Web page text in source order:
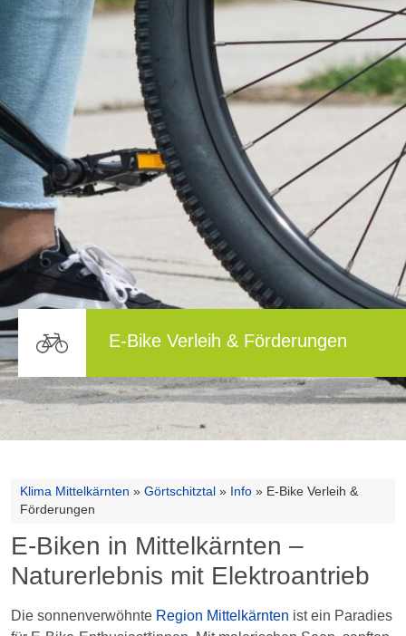
E-Bike Verleih & Förderungen
Klima Mittelkärnten » Görtschitztal » Info » E-Bike Verleih &
Förderungen
E-Biken in Mittelkärnten –
Naturerlebnis mit Elektroantrieb
Die sonnenverwöhnte Region Mittelkärnten ist ein Paradies